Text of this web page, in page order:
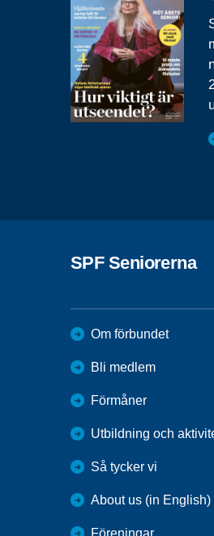
SPF Seniorerna
Om förbundet
Bli medlem
Förmåner
Utbildning och
Så tycker vi
About us (in English)
Föreningar